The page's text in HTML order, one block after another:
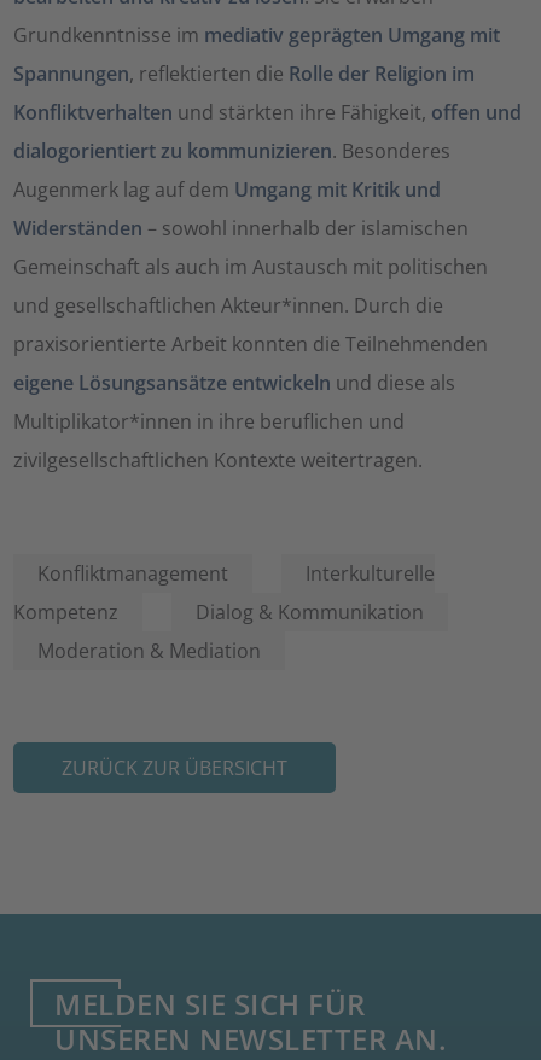
Grundkenntnisse im mediativ geprägten Umgang mit
Spannungen, reflektierten die Rolle der Religion im
Konfliktverhalten und stärkten ihre Fähigkeit, offen und
dialogorientiert zu kommunizieren. Besonderes
Augenmerk lag auf dem Umgang mit Kritik und
Widerständen – sowohl innerhalb der islamischen
Gemeinschaft als auch im Austausch mit politischen
und gesellschaftlichen Akteur*innen. Durch die
praxisorientierte Arbeit konnten die Teilnehmenden
eigene Lösungsansätze entwickeln und diese als
Multiplikator*innen in ihre beruflichen und
zivilgesellschaftlichen Kontexte weitertragen.
Konfliktmanagement
Interkulturelle
Kompetenz
Dialog & Kommunikation
Moderation & Mediation
ZURÜCK ZUR ÜBERSICHT
MELDEN SIE SICH FÜR
UNSEREN NEWSLETTER AN.